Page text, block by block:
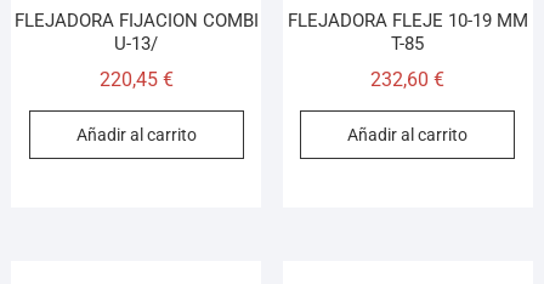
FLEJADORA FIJACION COMBI
U-13/
220,45 €
Añadir al carrito
FLEJADORA FLEJE 10-19 MM
T-85
232,60€
Añadir al carrito